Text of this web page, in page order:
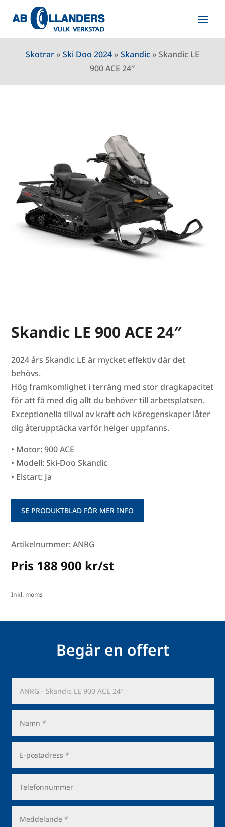
Skotrar» Ski Doo 2024» Skandic» Skandic LE
900 ACE 24″
Skandic LE 900 ACE 24″
2024 års Skandic LE är mycket effektiv där det
behövs.
Hög framkomlighet i terräng med stor dragkapacitet
för att få med dig allt du behöver till arbetsplatsen.
Exceptionella tillval av kraft och köregenskaper låter
dig återupptäcka varför helger uppfanns.
• Motor: 900 ACE
• Modell: Ski-Doo Skandic
• Elstart: Ja
SE PRODUKTBLAD FÖR MER INFO
Artikelnummer: ANRG
Pris 188 900 kr/st
Inkl. moms
Begär en offert